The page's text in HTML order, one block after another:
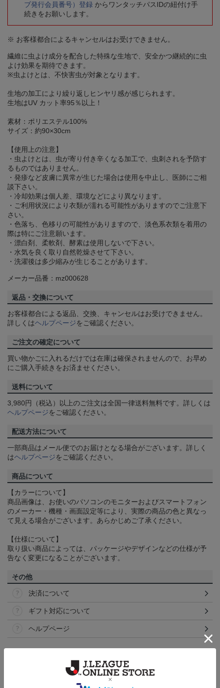
ブ発行会員番号）登録 からワンタッチパスIDの紐付け手
続きをお願いします。
※ お客様都合によるキャンセルはお受けできません。
繊維に虫よけ成分を配合した特殊な生地で、安全かつ継続的に虫
よけ効果を期待できます。
※虫よけとは、不快害虫が対象となります。
生地の加工により繰り返しヒンヤリ感が感じられます。
生地はUV カット率95％以上！
素材：ポリエステル100%
サイズ：約90×30cm
【使用上の注意】
・虫よけとは、虫が寄り付き辛くなる加工で、虫刺されを予防す
るものではありません。
・発疹など皮膚に異常が生じた場合は使用を中止し、医師にご相
談下さい。
・冷却効果は個人差、環境などにより異なります。
・ご利用状況により衣類が濡れる可能性がありますのでご注意下
さい。
・色落ち、色移りの可能性がありますので、淡色系衣類を着用の
際は特にご注意願います。
・漂白剤、柔軟剤、酵素は使用しないで下さい。
・水気を良く取り自然乾燥させて下さい。
・洗濯後は多少縮みが生じることがあります。
メーカー品番：mz000628
返品・交換について
お客様都合による返品、交換、キャンセルはお受けできません。
詳しくはヘルプページをご確認ください。
ご注文の確定について
買い物かごに入れるだけでは在庫は確保されませんので、お早め
にご購入手続きをお済ませください。
送料について
3,980円（税込）以上のご注文は全国一律送料無料です。詳しくは
ヘルプページをご確認ください。
配送方法について
一部商品はメール便でのお届けとなる場合がございます。詳しく
はヘルプページをご確認ください。
商品について
【カラーについて】
商品画像は、お使いのパソコンのモニターおよびスマートフォン
のメーカー・機種・画面設定等により、実際の商品の色と異なっ
て見える場合がございます。あらかじめご了承ください。
【仕様について】
取り扱い商品によっては、パッケージやデザインなどの仕様が予
告なく変更になることがございます。
その他
決済について
ギフト対応について
ヘルプページ